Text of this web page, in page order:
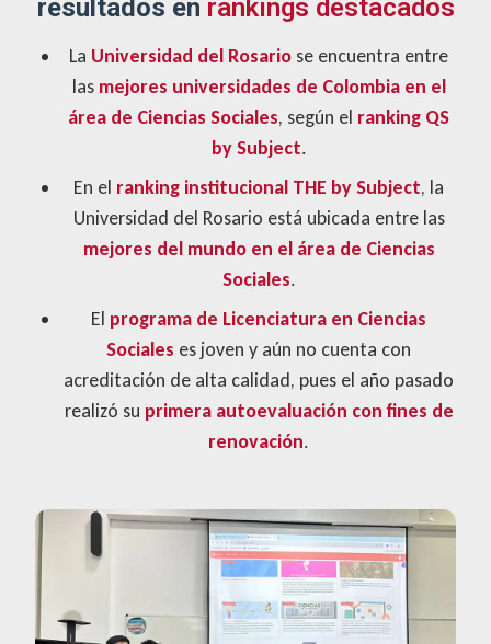
resultados en rankings destacados
La Universidad del Rosario se encuentra entre
las mejores universidades de Colombia en el
área de Ciencias Sociales, según el ranking QS
by Subject.
En el ranking institucional THE by Subject, la
Universidad del Rosario está ubicada entre las
mejores del mundo en el área de Ciencias
Sociales.
El programa de Licenciatura en Ciencias
Sociales es joven y aún no cuenta con
acreditación de alta calidad, pues el año pasado
realizó su primera autoevaluación con fines de
renovación.